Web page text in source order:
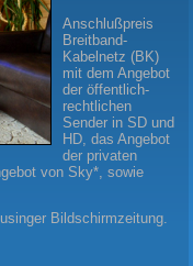
Anschlußpreis
Breitband-
Kabelnetz (BK)
mit dem Angebot
der öffentlich-
rechtlichen
Sender in SD und
HD, das Angebot
der privaten
von Sky*, sowie
Bildschirmzeitung.